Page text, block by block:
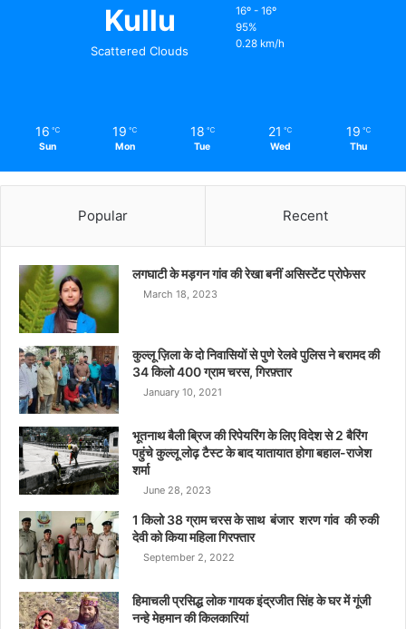
Kullu
Scattered Clouds
16º - 16º
95%
0.28 km/h
16 ℃
Sun
19 ℃
Mon
18 ℃
Tue
21 ℃
Wed
19 ℃
Thu
Popular Recent
लगघाटी के मड़गन गांव की रेखा बनीं असिस्टेंट प्रोफेसर
March 18, 2023
कुल्लू ज़िला के दो निवासियों से पुणे रेलवे पुलिस ने बरामद की
34 किलो 400 ग्राम चरस, गिरफ़्तार
January 10, 2021
भूतनाथ बैली ब्रिज की रिपेयरिंग के लिए विदेश से 2 बैरिंग
पहुंचे कुल्लू लोढ़ टैस्ट के बाद यातायात होगा बहाल-राजेश
शर्मा
June 28, 2023
1 किलो 38 ग्राम चरस के साथ बंजार शरण गांव की रुकी
देवी को किया महिला गिरफ्तार
September 2, 2022
हिमाचली प्रसिद्ध लोक गायक इंद्रजीत सिंह के घर में गूंजी
नन्हे मेहमान की किलकारियां